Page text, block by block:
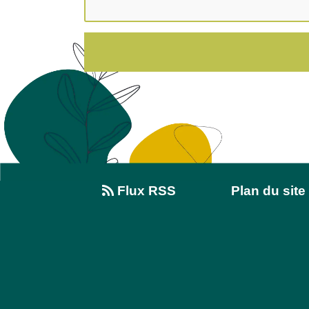
Flux RSS Plan du site